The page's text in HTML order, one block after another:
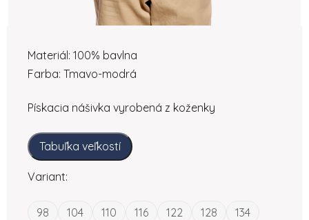
Materiál: 100% bavlna
Farba: Tmavo-modrá
Pískacia nášivka vyrobená z koženky
Tabuľka veľkostí
Variant:
98 104 110 116 122 128
134